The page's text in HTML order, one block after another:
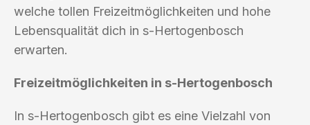
welche tollen Freizeitmöglichkeiten und hohe
Lebensqualität dich in s-Hertogenbosch
erwarten.
Freizeitmöglichkeiten in s-Hertogenbosch
In s-Hertogenbosch gibt es eine Vielzahl von